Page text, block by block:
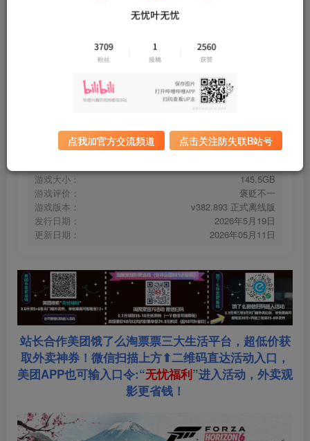
夸克下载
有问题看网站顶部解压运
行教程排查
迅雷下载
全站统一解压密码：
sygu.cc
百度下载 UC下载
游戏大小：
145.5GB
游戏评价：
褒贬不一
游戏版本：
v382.893 正式离线版
发行日期：
2026年5月19日
更新日期：
2026年05月11日
站长合作美团饿了么淘票票三大生活平台，超低价获
取外卖神券！微信扫描上方⬆二维码直达活动入口，
美团APP也可输入口令:“无忧福利”进入活动，外卖观
影更省钱！
点我加官方交流频道 点击关注防失联B站号